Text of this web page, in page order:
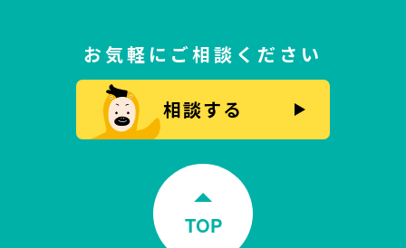
お気軽にご相談ください
相談する
TOP